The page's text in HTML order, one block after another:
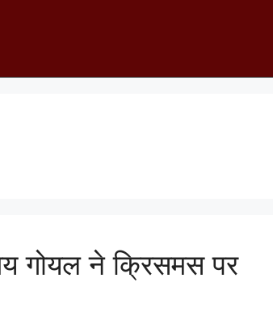
गोयल ने क्रिसमस पर